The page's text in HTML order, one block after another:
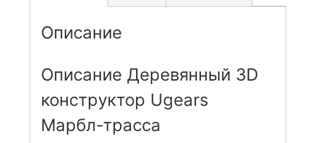
Описание
Описание Деревянный 3D
конструктор Ugears
Марбл-трасса